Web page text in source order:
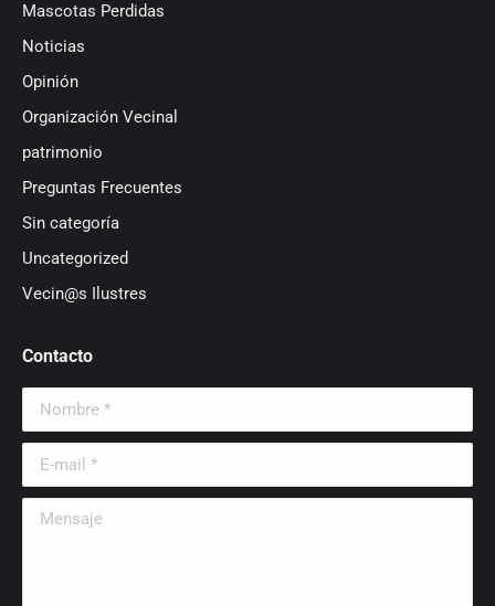
Mascotas Perdidas
Noticias
Opinión
Organización Vecinal
patrimonio
Preguntas Frecuentes
Sin categoría
Uncategorized
Vecin@s Ilustres
Contacto
Nombre *
E-mail *
Mensaje